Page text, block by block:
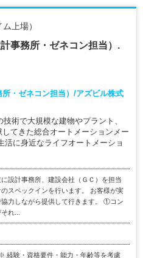
上場）
事務所・ゼネコン担当）.
・ゼネコン担当）/アズビル株式
術で大規模な建物やプラント、
てきた総合オートメーションメー
に身近なライフオートメーショ
設計事務所、建設会社（ＧＣ）を担当
スペックインを行います。 お客様が実
力しながら提供して行きます。 ①コン
れ...
経験・資格要件・能力・年齢等を考慮